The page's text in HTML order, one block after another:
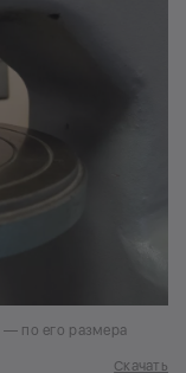
— по его размера
Скачать